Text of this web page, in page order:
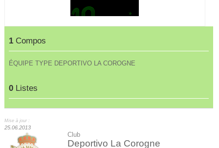
1 Compos
ÉQUIPE TYPE DEPORTIVO LA COROGNE
0 Listes
Mise à jour :
25.06.2013
Club
Deportivo La Corogne